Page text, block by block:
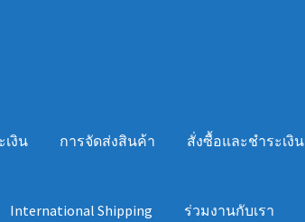
เงิน การจัดส่งสินค้า สั่งซื้อและชำระเงิน
International Shipping ร่วมงานกับเรา